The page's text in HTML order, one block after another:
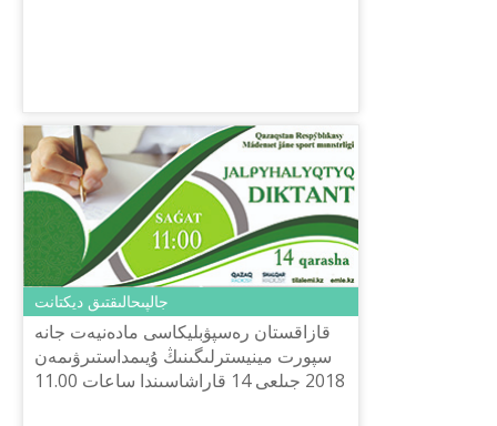
جالپىحالىقتىق ديكتانت
قازاقستان رەسپۋبليكاسى مادەنيەت جانە
سپورت مينيسترلىگىنىڭ ۇيىمداستىرۋىمەن
2018 جىلعى 14 قاراشاسىندا ساعات 11.00